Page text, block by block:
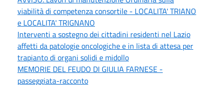
viabilità di competenza consortile - LOCALITA' TRIANO
e LOCALITA' TRIGNANO
Interventi a sostegno dei cittadini residenti nel Lazio
affetti da patologie oncologiche e in lista di attesa per
trapianto di organi solidi e midollo
MEMORIE DEL FEUDO DI GIULIA FARNESE -
passeggiata-racconto